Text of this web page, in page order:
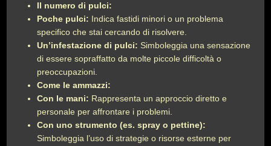
Il numero di pulci:
Poche pulci: Indica fastidi minori o un problema
specifico che stai cercando di risolvere.
Un’infestazione di pulci: Simboleggia una sensazione
di essere sopraffatto da molte piccole difficoltà o
preoccupazioni.
Come le ammazzi:
Con le mani: Rappresenta un approccio diretto e
personale per affrontare i problemi.
Con uno strumento (es. spray o pettine):
Simboleggia l’uso di strategie o risorse esterne per